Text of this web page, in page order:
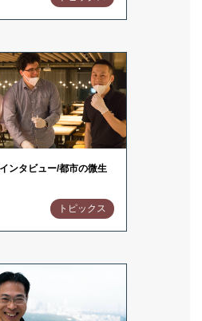
ンタビュー/都市の微生
トピックス